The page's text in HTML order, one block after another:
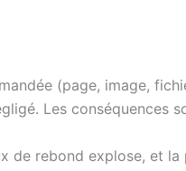
(page, image,
Les conséquences
de rebond explose, et